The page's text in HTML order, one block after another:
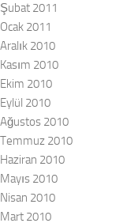
Şubat 2011
Ocak 2011
Aralık 2010
Kasım 2010
Ekim 2010
Eylül 2010
Ağustos 2010
Temmuz 2010
Haziran 2010
Mayıs 2010
Nisan 2010
Mart 2010